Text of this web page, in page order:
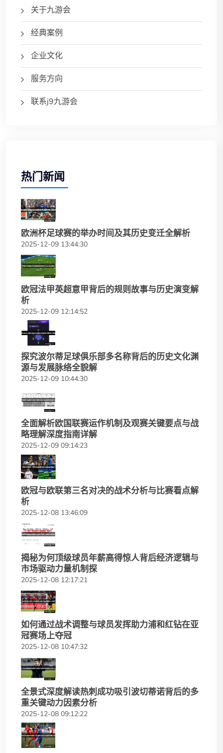
关于九游会
经典案例
企业文化
服务方向
联系j9九游会
热门新闻
欧洲杯足球赛的举办时间及其历史变迁全解析
2025-12-09 13:44:30
欧冠法甲英超意甲背后的规则故事与历史演变解
析
2025-12-09 12:14:52
探究波尔蒂足球俱乐部多名称背后的历史文化渊
源与发展脉络全貌解
2025-12-09 10:44:30
全面解析欧国联赛运作机制及观赛关键要点与战
略理解深度指南详解
2025-12-09 09:14:23
欧冠与欧联第三名对决的战术分析与比赛看点解
析
2025-12-08 13:46:09
揭秘为何顶级球员年薪高得惊人背后经济逻辑与
市场驱动力量机制探
2025-12-08 12:17:21
如何通过战术调整与球员发挥助力浦和红钻在亚
冠赛场上夺冠
2025-12-08 10:47:32
全景式深度解读热刺成功吸引波切蒂诺背后的多
重关键动力因素分析
2025-12-08 09:12:22